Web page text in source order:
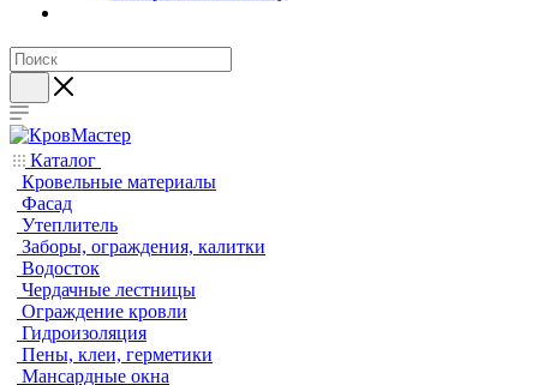
Каталог
Кровельные материалы
Фасад
Утеплитель
Заборы, ограждения, калитки
Водосток
Чердачные лестницы
Ограждение кровли
Гидроизоляция
Пены, клеи, герметики
Мансардные окна